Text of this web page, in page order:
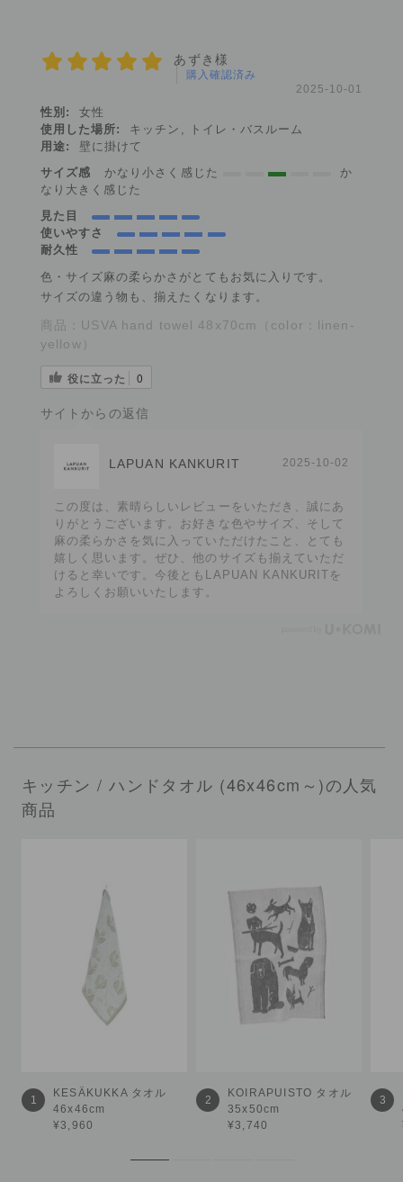
あずき様
購入確認済み
2025-10-01
性別:
女性
使用した場所:
キッチン, トイレ・バスルーム
用途:
壁に掛けて
サイズ感
かなり小さく感じた
か
なり大きく感じた
見た目
使いやすさ
耐久性
色・サイズ麻の柔らかさがとてもお気に入りです。
サイズの違う物も、揃えたくなります。
商品： USVA hand towel 48x70cm（color：linen-
yellow）
役に立った 0
サイトからの返信
LAPUAN KANKURIT 2025-10-02
この度は、素晴らしいレビューをいただき、誠にあ
りがとうございます。お好きな色やサイズ、そして
麻の柔らかさを気に入っていただけたこと、とても
嬉しく思います。ぜひ、他のサイズも揃えていただ
けると幸いです。今後ともLAPUAN KANKURITを
よろしくお願いいたします。
キッチン / ハンドタオル (46x46cm～)の人気
商品
1
KESÄKUKKA タオル
46x46cm
¥3,960
2
KOIRAPUISTO タオル
35x50cm
¥3,740
3